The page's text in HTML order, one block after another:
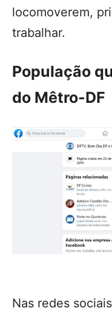
locomoverem,
trabalhar.
População
do Mêtro-DF
Nas redes